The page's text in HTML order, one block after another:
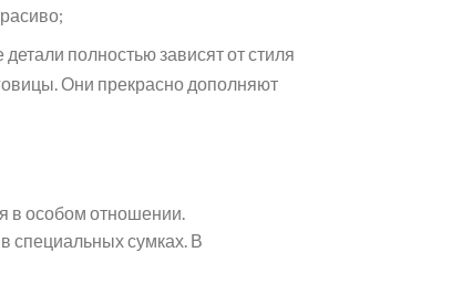
полностью зависят от стиля
Они прекрасно дополняют
в особом отношении.
специальных сумках. В